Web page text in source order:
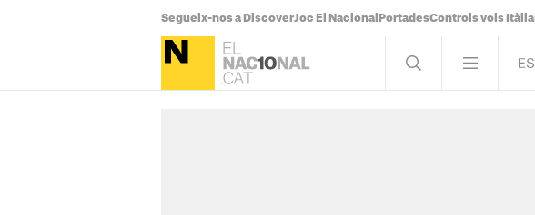
Segueix-nos a DiscoverJoc El Nacional PortadesControls vols Itàlia